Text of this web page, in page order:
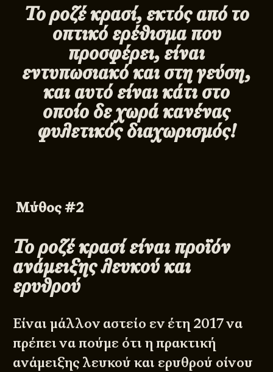
Το ροζέ κρασί, εκτός από το
οπτικό ερέθισμα που
προσφέρει, είναι
εντυπωσιακό και στη γεύση,
και αυτό είναι κάτι στο
οποίο δε χωρά κανένας
φυλετικός διαχωρισμός!
Μύθος #2
Το ροζέ κρασί είναι προϊόν
ανάμειξης λευκού και
ερυθρού
Είναι μάλλον αστείο εν έτη 2017 να
πρέπει να πούμε ότι η πρακτική
ανάμειξης λευκού και ερυθρού οίνου